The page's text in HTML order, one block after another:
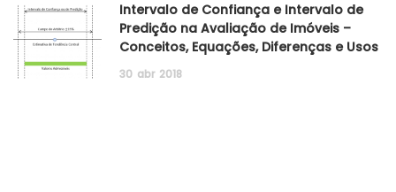
Intervalo de Confiança e Intervalo de
Predição na Avaliação de Imóveis –
Conceitos, Equações, Diferenças e Usos
30 abr 2018